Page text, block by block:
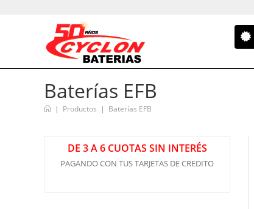
Baterías EFB
| Productos | Baterías EFB
DE 3 A 6 CUOTAS SIN INTERÉS
PAGANDO CON TUS TARJETAS DE CREDITO